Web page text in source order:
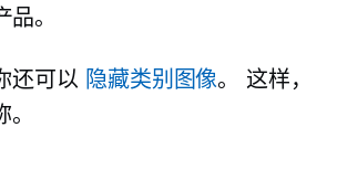
。
还可以 隐藏类别图像。 这样，